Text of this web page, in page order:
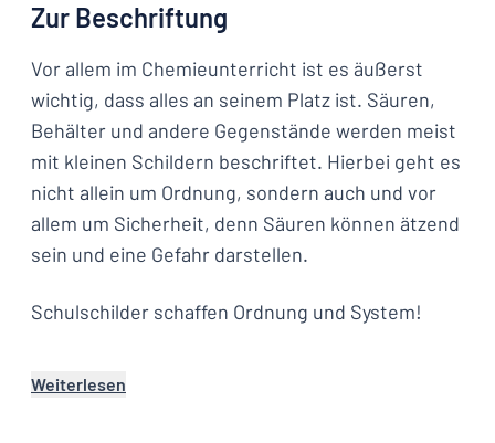
Zur Beschriftung
Vor allem im Chemieunterricht ist es äußerst
wichtig, dass alles an seinem Platz ist. Säuren,
Behälter und andere Gegenstände werden meist
mit kleinen Schildern beschriftet. Hierbei geht es
nicht allein um Ordnung, sondern auch und vor
allem um Sicherheit, denn Säuren können ätzend
sein und eine Gefahr darstellen.
Schulschilder schaffen Ordnung und System!
Weiterlesen